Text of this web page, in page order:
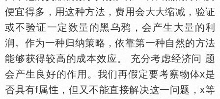
便宜得多，用这种方法，费用会大大缩减，验证
或不验证一定数量的黑乌鸦，会产生大量的利
润。作为一种归纳策略，依靠第一种自然的方法
能够获得较高的成本效应。 充分考虑经济问 题
会产生良好的作用。我们再假定要考察物
x是
否具有f属
，但又不能直接解决这一问题，x等